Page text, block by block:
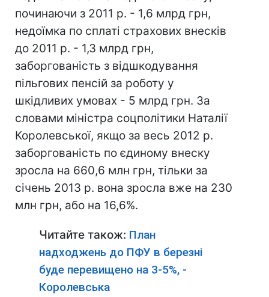
починаючи з 2011 р. - 1,6 млрд грн,
недоїмка по сплаті страхових внесків
до 2011 р. - 1,3 млрд грн,
заборгованість з відшкодування
пільгових пенсій за роботу у
шкідливих умовах - 5 млрд грн. За
словами міністра соцполітики Наталії
Королевської, якщо за весь 2012 р.
заборгованість по єдиному внеску
зросла на 660,6 млн грн, тільки за
січень 2013 р. вона зросла вже на 230
млн грн, або на 16,6%.
Читайте також: План
надходжень до ПФУ в березні
буде перевищено на 3-5%, -
Королевська